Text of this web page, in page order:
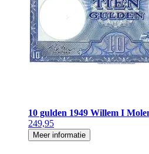
10 gulden 1949 Willem I
249,95
Meer informatie